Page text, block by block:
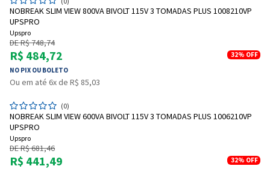
NOBREAK SLIM VIEW 800VA BIVOLT 115V 3 TOMADAS PLUS 1008210VP
UPSPRO
Upspro
DE R$ 748,74
R$ 484,72
NO PIX OU BOLETO
32% OFF
Ou em até 6x de R$ 85,03
(0)
NOBREAK SLIM VIEW 600VA BIVOLT 115V 3 TOMADAS PLUS 1006210VP
UPSPRO
Upspro
DE R$ 681,46
R$ 441,49 32% OFF